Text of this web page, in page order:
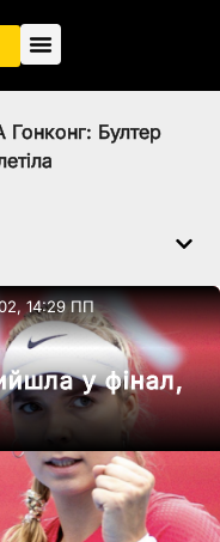
Гонконг: Бултер
14:29 ПП
у фінал,